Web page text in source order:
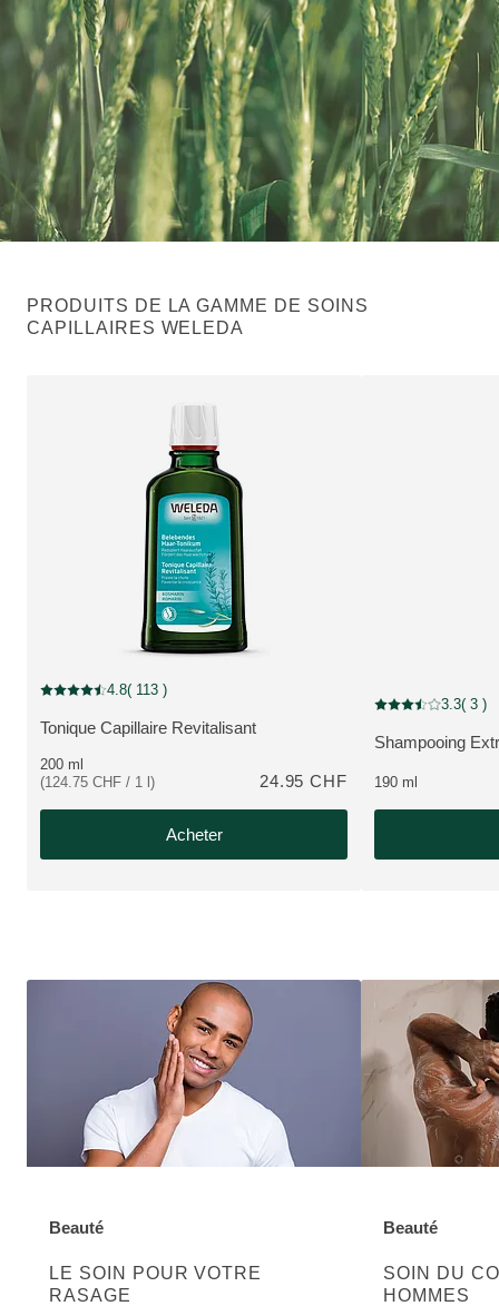
PRODUITS DE LA GAMME DE SOINS
CAPILLAIRES WELEDA
PLUS:
Tonique Capillaire Revitalisant
Note actuelle : 4.8 sur 5 étoiles Noté par 113 clients
4.8( 113 )
200 ml
(124.75 CHF / 1 l)
24.95 CHF
Acheter
PLUS:
Shampooing
Note actuelle : 3.3
3.3( 3 )
190 ml
LE SOIN POUR VOTRE
RASAGE
EN SAVOIR PLUS SUR CETTE CATÉGORIE:
Beauté
SOIN DU
HOMMES
EN SAVOIR
Beauté